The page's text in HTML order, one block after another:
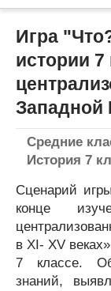
Игра
истории
Западной
Средние
История 7
Сценарий
конце
в XI- XV
7 классе.
знаний,